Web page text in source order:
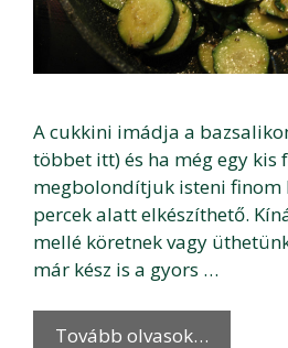
A cukkini imádja a
többet itt) és ha még egy kis
megbolondítjuk isteni finom
percek alatt elkészíthető.
mellé köretnek vagy
már kész is a gyors …
Tovább olvasok…